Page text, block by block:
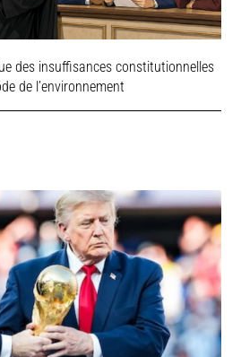
des insuffisances constitutionnelles
de l’environnement